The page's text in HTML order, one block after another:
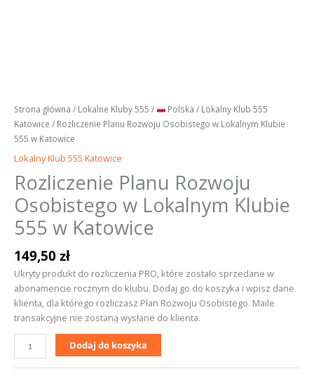
Strona główna / Lokalne Kluby 555 / Polska / Lokalny Klub 555
Katowice / Rozliczenie Planu Rozwoju Osobistego w Lokalnym Klubie
555 w Katowice
Lokalny Klub 555 Katowice
Rozliczenie Planu Rozwoju
Osobistego w Lokalnym Klubie
555 w Katowice
149,50zł
Ukryty produkt do rozliczenia PRO, które zostało sprzedane w
abonamencie rocznym do klubu. Dodaj go do koszyka i wpisz dane
klienta, dla którego rozliczasz Plan Rozwoju Osobistego. Maile
transakcyjne nie zostaną wysłane do klienta.
Dodaj do koszyka